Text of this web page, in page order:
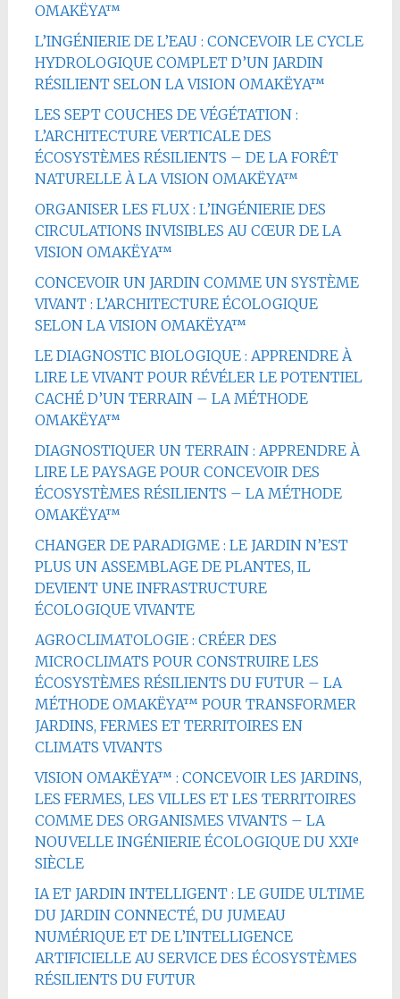
OMAKËYA™
L’INGÉNIERIE DE L’EAU : CONCEVOIR LE CYCLE
HYDROLOGIQUE COMPLET D’UN JARDIN
RÉSILIENT SELON LA VISION OMAKËYA™
LES SEPT COUCHES DE VÉGÉTATION :
L’ARCHITECTURE VERTICALE DES
ÉCOSYSTÈMES RÉSILIENTS – DE LA FORÊT
NATURELLE À LA VISION OMAKËYA™
ORGANISER LES FLUX : L’INGÉNIERIE DES
CIRCULATIONS INVISIBLES AU CŒUR DE LA
VISION OMAKËYA™
CONCEVOIR UN JARDIN COMME UN SYSTÈME
VIVANT : L’ARCHITECTURE ÉCOLOGIQUE
SELON LA VISION OMAKËYA™
LE DIAGNOSTIC BIOLOGIQUE : APPRENDRE À
LIRE LE VIVANT POUR RÉVÉLER LE POTENTIEL
CACHÉ D’UN TERRAIN – LA MÉTHODE
OMAKËYA™
DIAGNOSTIQUER UN TERRAIN : APPRENDRE À
LIRE LE PAYSAGE POUR CONCEVOIR DES
ÉCOSYSTÈMES RÉSILIENTS – LA MÉTHODE
OMAKËYA™
CHANGER DE PARADIGME : LE JARDIN N’EST
PLUS UN ASSEMBLAGE DE PLANTES, IL
DEVIENT UNE INFRASTRUCTURE
ÉCOLOGIQUE VIVANTE
AGROCLIMATOLOGIE : CRÉER DES
MICROCLIMATS POUR CONSTRUIRE LES
ÉCOSYSTÈMES RÉSILIENTS DU FUTUR – LA
MÉTHODE OMAKËYA™ POUR TRANSFORMER
JARDINS, FERMES ET TERRITOIRES EN
CLIMATS VIVANTS
VISION OMAKËYA™ : CONCEVOIR LES JARDINS,
LES FERMES, LES VILLES ET LES TERRITOIRES
COMME DES ORGANISMES VIVANTS – LA
NOUVELLE INGÉNIERIE ÉCOLOGIQUE DU XXIᵉ
SIÈCLE
IA ET JARDIN INTELLIGENT : LE GUIDE ULTIME
DU JARDIN CONNECTÉ, DU JUMEAU
NUMÉRIQUE ET DE L’INTELLIGENCE
ARTIFICIELLE AU SERVICE DES ÉCOSYSTÈMES
RÉSILIENTS DU FUTUR